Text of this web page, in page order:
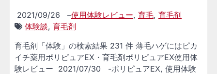
2021/09/26 –使用体験レビュー, 育毛, 育毛剤
体験談, 育毛剤
育毛剤「体験」の検索結果 231 件 薄毛ハゲにはピカ
イチ薬用ポリピュアEX・育毛剤ポリピュアEX使用体
験レビュー 2021/07/30 -ポリピュアEX, 使用体験